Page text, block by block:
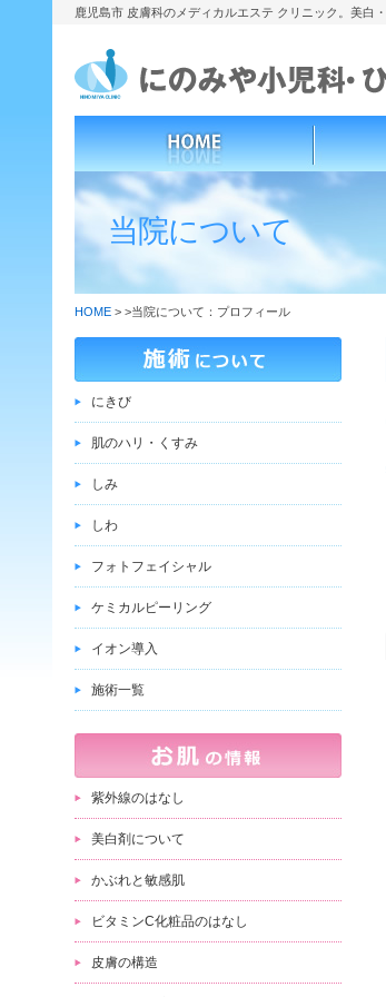
鹿児島市 皮膚科のメディカルエステ クリニック。美白
当院について
HOME > >当院について：プロフィール
にきび
肌のハリ・くすみ
しみ
しわ
フォトフェイシャル
ケミカルピーリング
イオン導入
施術一覧
紫外線のはなし
美白剤について
かぶれと敏感肌
ビタミンC化粧品のはなし
皮膚の構造